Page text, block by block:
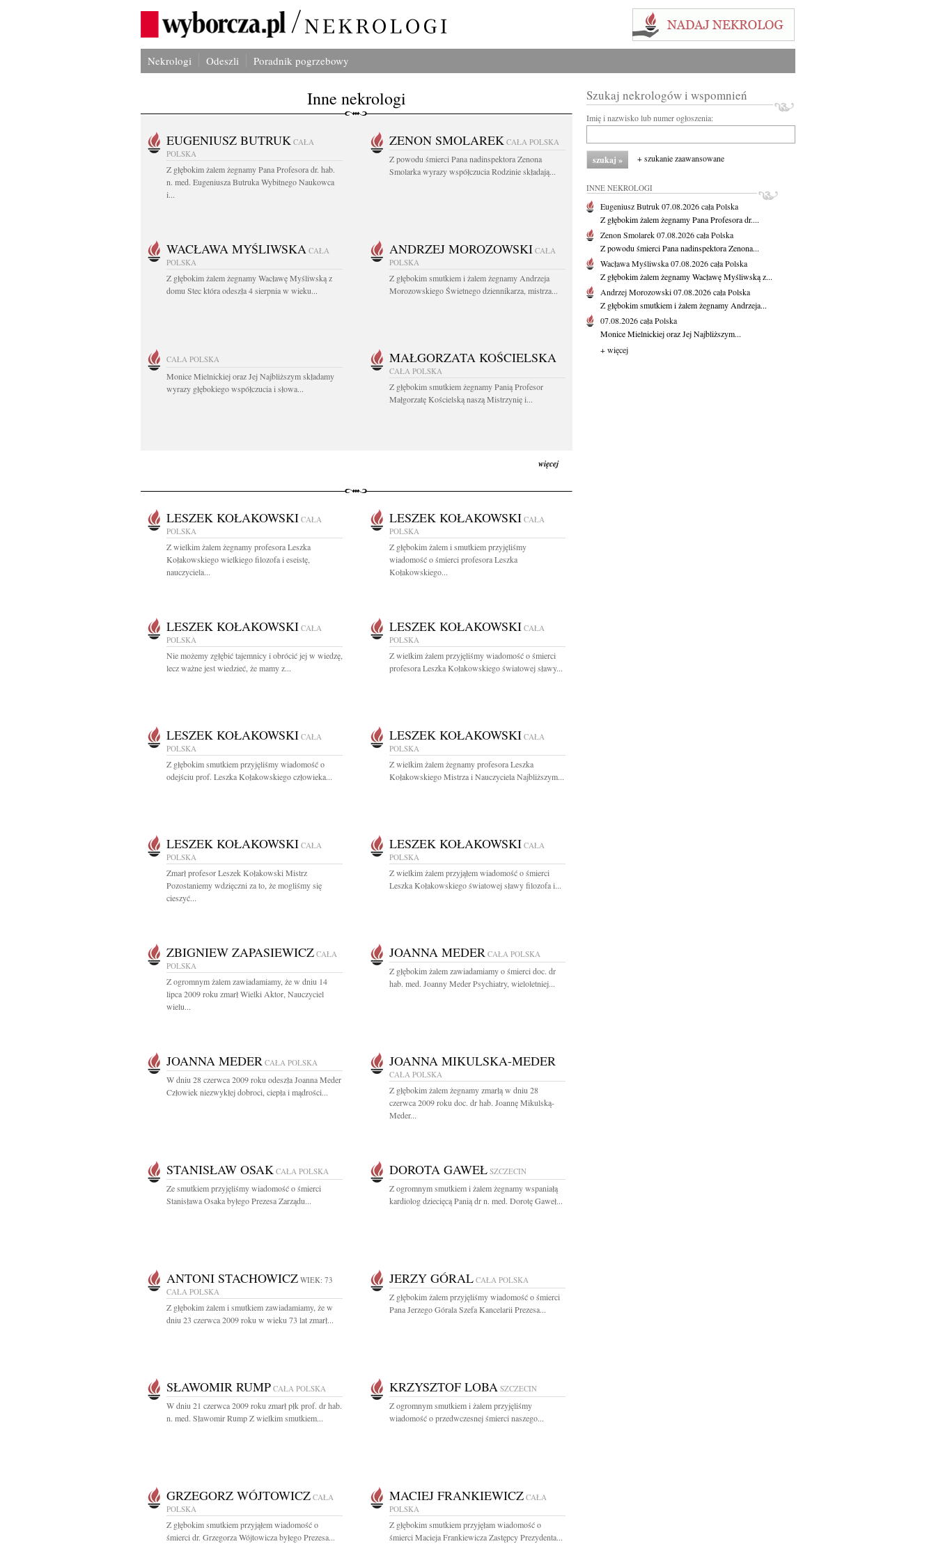
Nekrologi Odeszli Poradnik pogrzebowy
Inne nekrologi
EUGENIUSZ BUTRUK CAŁA
POLSKA
Z głębokim żalem żegnamy Pana Profesora dr. hab.
n. med. Eugeniusza Butruka Wybitnego Naukowca
i...
ZENON SMOLAREK CAŁA POLSKA
Z powodu śmierci Pana nadinspektora Zenona
Smolarka wyrazy współczucia Rodzinie składają...
WACŁAWA MYŚLIWSKA CAŁA
POLSKA
Z głębokim żalem żegnamy Wacławę Myśliwską z
domu Stec która odeszła 4 sierpnia w wieku...
ANDRZEJ MOROZOWSKI CAŁA
POLSKA
Z głębokim smutkiem i żalem żegnamy Andrzeja
Morozowskiego Świetnego dziennikarza, mistrza...
CAŁA POLSKA
Monice Mielnickiej oraz Jej Najbliższym składamy
wyrazy głębokiego współczucia i słowa...
MAŁGORZATA KOŚCIELSKA
CAŁA POLSKA
Z głębokim smutkiem żegnamy Panią Profesor
Małgorzatę Kościelską naszą Mistrzynię i...
więcej
LESZEK KOŁAKOWSKI CAŁA
POLSKA
Z wielkim żalem żegnamy profesora Leszka
Kołakowskiego wielkiego filozofa i eseistę,
nauczyciela...
LESZEK KOŁAKOWSKI CAŁA
POLSKA
Z głębokim żalem i smutkiem przyjęliśmy
wiadomość o śmierci profesora Leszka
Kołakowskiego...
LESZEK KOŁAKOWSKI CAŁA
POLSKA
Nie możemy zgłębić tajemnicy i obrócić jej w wiedzę,
lecz ważne jest wiedzieć, że mamy z...
LESZEK KOŁAKOWSKI CAŁA
POLSKA
Z wielkim żalem przyjęliśmy wiadomość o śmierci
profesora Leszka Kołakowskiego światowej sławy...
LESZEK KOŁAKOWSKI CAŁA
POLSKA
Z głębokim smutkiem przyjęliśmy wiadomość o
odejściu prof. Leszka Kołakowskiego człowieka...
LESZEK KOŁAKOWSKI CAŁA
POLSKA
Z wielkim żalem żegnamy profesora Leszka
Kołakowskiego Mistrza i Nauczyciela Najbliższym...
LESZEK KOŁAKOWSKI CAŁA
POLSKA
Zmarł profesor Leszek Kołakowski Mistrz
Pozostaniemy wdzięczni za to, że mogliśmy się
cieszyć...
LESZEK KOŁAKOWSKI CAŁA
POLSKA
Z wielkim żalem przyjąłem wiadomość o śmierci
Leszka Kołakowskiego światowej sławy filozofa i...
ZBIGNIEW ZAPASIEWICZ CAŁA
POLSKA
Z ogromnym żalem zawiadamiamy, że w dniu 14
lipca 2009 roku zmarł Wielki Aktor, Nauczyciel
wielu...
JOANNA MEDER CAŁA POLSKA
Z głębokim żalem zawiadamiamy o śmierci doc. dr
hab. med. Joanny Meder Psychiatry, wieloletniej...
JOANNA MEDER CAŁA POLSKA
W dniu 28 czerwca 2009 roku odeszła Joanna Meder
Człowiek niezwykłej dobroci, ciepła i mądrości...
JOANNA MIKULSKA-MEDER
CAŁA POLSKA
Z głębokim żalem żegnamy zmarłą w dniu 28
czerwca 2009 roku doc. dr hab. Joannę Mikulską-
Meder...
STANISŁAW OSAK CAŁA POLSKA
Ze smutkiem przyjęliśmy wiadomość o śmierci
Stanisława Osaka byłego Prezesa Zarządu...
DOROTA GAWEŁ SZCZECIN
Z ogromnym smutkiem i żalem żegnamy wspaniałą
kardiolog dziecięcą Panią dr n. med. Dorotę Gaweł...
ANTONI STACHOWICZ WIEK: 73
CAŁA POLSKA
Z głębokim żalem i smutkiem zawiadamiamy, że w
dniu 23 czerwca 2009 roku w wieku 73 lat zmarł...
JERZY GÓRAL CAŁA POLSKA
Z głębokim żalem przyjęliśmy wiadomość o śmierci
Pana Jerzego Górala Szefa Kancelarii Prezesa...
SŁAWOMIR RUMP CAŁA POLSKA
W dniu 21 czerwca 2009 roku zmarł płk prof. dr hab.
n. med. Sławomir Rump Z wielkim smutkiem...
KRZYSZTOF LOBA SZCZECIN
Z ogromnym smutkiem i żalem przyjęliśmy
wiadomość o przedwczesnej śmierci naszego...
GRZEGORZ WÓJTOWICZ CAŁA
POLSKA
Z głębokim smutkiem przyjąłem wiadomość o
śmierci dr. Grzegorza Wójtowicza byłego Prezesa...
MACIEJ FRANKIEWICZ CAŁA
POLSKA
Z głębokim smutkiem przyjęłam wiadomość o
śmierci Macieja Frankiewicza Zastępcy Prezydenta...
Szukaj nekrologów i wspomnień
Imię i nazwisko lub numer ogłoszenia:
+ szukanie zaawansowane
INNE NEKROLOGI
Eugeniusz Butruk07.08.2026cała Polska
Z głębokim żalem żegnamy Pana Profesora dr....
Zenon Smolarek07.08.2026cała Polska
Z powodu śmierci Pana nadinspektora Zenona...
Wacława Myśliwska07.08.2026cała Polska
Z głębokim żalem żegnamy Wacławę Myśliwską z...
Andrzej Morozowski07.08.2026cała Polska
Z głębokim smutkiem i żalem żegnamy Andrzeja...
07.08.2026cała Polska
Monice Mielnickiej oraz Jej Najbliższym...
+ więcej